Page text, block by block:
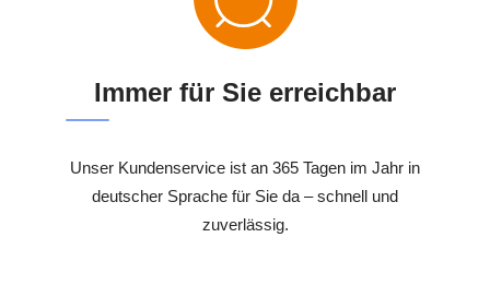
Immer für Sie erreichbar
Unser Kundenservice ist an 365 Tagen im Jahr in
deutscher Sprache für Sie da – schnell und
zuverlässig.